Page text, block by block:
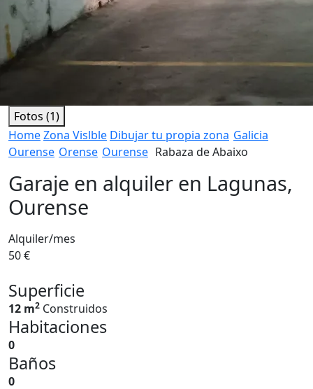
Fotos (1)
HomeZona Vislble Dibujar tu propia zona Galicia
Ourense Orense Ourense Rabaza de Abaixo
Garaje en alquiler en Lagunas,
Ourense
Alquiler/mes
50 €
Superficie
12 m2 Construidos
Habitaciones
0
Baños
0